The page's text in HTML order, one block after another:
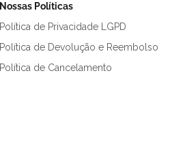
Nossas Políticas
Política de Privacidade LGPD
Política de Devolução e Reembolso
Política de Cancelamento